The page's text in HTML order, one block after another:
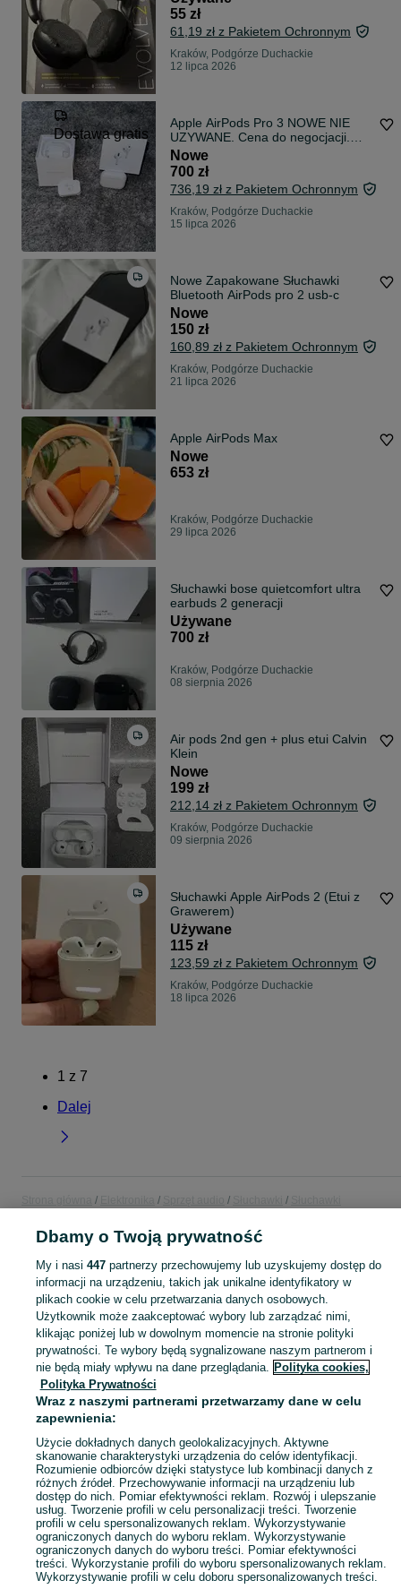
55 zł
61,19 zł z Pakietem Ochronnym
Kraków, Podgórze Duchackie
12 lipca 2026
Dostawa gratis
Apple AirPods Pro 3 NOWE NIE
UZYWANE. Cena do negocjacji.
Szybka wysyłka
Nowe
700 zł
736,19 zł z Pakietem Ochronnym
Kraków, Podgórze Duchackie
15 lipca 2026
Nowe Zapakowane Słuchawki
Bluetooth AirPods pro 2 usb-c
Nowe
150 zł
160,89 zł z Pakietem Ochronnym
Kraków, Podgórze Duchackie
21 lipca 2026
Apple AirPods Max
Nowe
653 zł
Kraków, Podgórze Duchackie
29 lipca 2026
Słuchawki bose quietcomfort ultra
earbuds 2 generacji
Używane
700 zł
Kraków, Podgórze Duchackie
08 sierpnia 2026
Air pods 2nd gen + plus etui Calvin
Klein
Nowe
199 zł
212,14 zł z Pakietem Ochronnym
Kraków, Podgórze Duchackie
09 sierpnia 2026
Słuchawki Apple AirPods 2 (Etui z
Grawerem)
Używane
115 zł
123,59 zł z Pakietem Ochronnym
Kraków, Podgórze Duchackie
18 lipca 2026
1 z 7
Dalej
Strona główna Sprzęt audio Słuchawki
Słuchawki
bezprzewodowe - Kraków
Słuchawki bezprzewodowe - Podgórze Duchackie
KATEGORIA
Zobacz
Mapa kategorii
Mapa miejscowości
Mapa ministron
Popularne wyszukiwania
Dbamy o Twoją prywatność
My i nasi 447partnerzy przechowujemy lub uzyskujemy dostęp do
informacji na urządzeniu, takich jak unikalne identyfikatory w
plikach cookie w celu przetwarzania danych osobowych.
Użytkownik może zaakceptować wybory lub zarządzać nimi,
klikając poniżej lub w dowolnym momencie na stronie polityki
prywatności. Te wybory będą sygnalizowane naszym partnerom i
nie będą miały wpływu na dane przeglądania. Polityka cookies,
Polityka Prywatności
Wraz z naszymi partnerami przetwarzamy dane w celu
zapewnienia:
Użycie dokładnych danych geolokalizacyjnych. Aktywne
skanowanie charakterystyki urządzenia do celów identyfikacji.
Rozumienie odbiorców dzięki statystyce lub kombinacji danych z
różnych źródeł. Przechowywanie informacji na urządzeniu lub
dostęp do nich. Pomiar efektywności reklam. Rozwój i ulepszanie
usług. Tworzenie profili w celu personalizacji treści. Tworzenie
profili w celu spersonalizowanych reklam. Wykorzystywanie
ograniczonych danych do wyboru reklam. Wykorzystywanie
ograniczonych danych do wyboru treści. Pomiar efektywności
treści. Wykorzystanie profili do wyboru spersonalizowanych reklam.
Wykorzystywanie profili w celu doboru spersonalizowanych treści.